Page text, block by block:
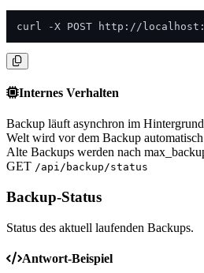
curl -X POST http://
Internes Verhalten
Backup läuft asynchron im
Welt wird vor dem Backup automatisch
Alte Backups werden nach
GET /api/backup/status
Backup-Status
Status des aktuell laufenden Backups.
Antwort-Beispiel